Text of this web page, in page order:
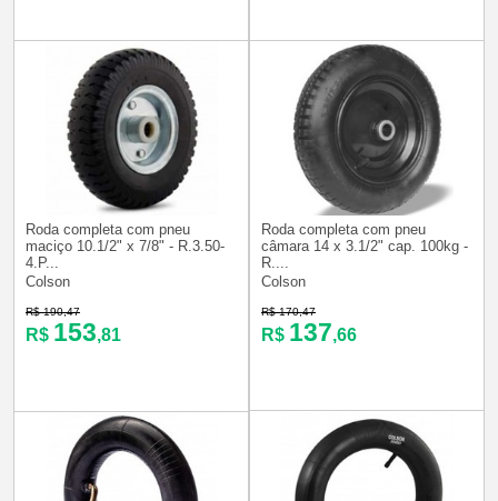
Roda completa com pneu
maciço 10.1/2" x 7/8" - R.3.50-
4.P...
Colson
R$ 190,47
R$ 153,81
Roda completa com pneu
câmara 14 x 3.1/2" cap. 100kg -
R....
Colson
R$ 170,47
R$ 137,66